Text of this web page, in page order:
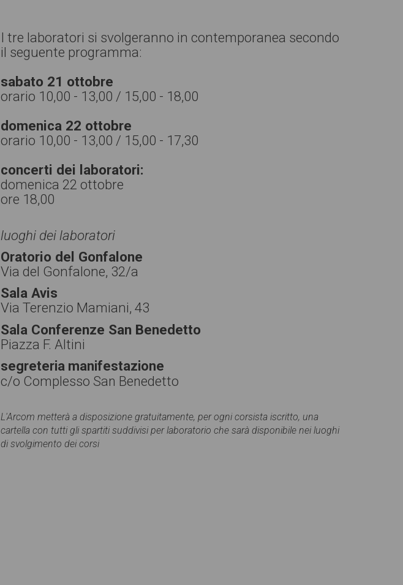
I tre laboratori si svolgeranno in contemporanea secondo
il seguente programma:
sabato 21 ottobre
orario 10,00 - 13,00 / 15,00 - 18,00
domenica 22 ottobre
orario 10,00 - 13,00 / 15,00 - 17,30
concerti dei laboratori:
domenica 22 ottobre
ore 18,00
luoghi dei laboratori
Oratorio del Gonfalone
Via del Gonfalone, 32/a
Sala Avis
Via Terenzio Mamiani, 43
Sala Conferenze San Benedetto
Piazza F. Altini
segreteria manifestazione
c/o Complesso San Benedetto
L'Arcom metterà a disposizione gratuitamente, per ogni corsista iscritto, una
cartella con tutti gli spartiti suddivisi per laboratorio che sarà disponibile nei luoghi
di svolgimento dei corsi